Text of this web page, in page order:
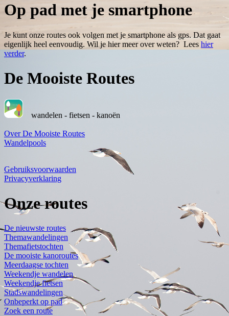
Op pad met je smartphone
Je kunt onze routes ook volgen met je smartphone als gps. Dat gaat
eigenlijk heel eenvoudig. Wil je hier meer over weten? Lees hier
verder.
De Mooiste Routes
wandelen - fietsen - kanoën
Over De Mooiste Routes
Wandelpools
Gebruiksvoorwaarden
Privacyverklaring
Onze routes
De nieuwste routes
Themawandelingen
Themafietstochten
De mooiste kanoroutes
Meerdaagse tochten
Weekendje wandelen
Weekendje fietsen
Stadswandelingen
Onbeperkt op pad
Zoek een route